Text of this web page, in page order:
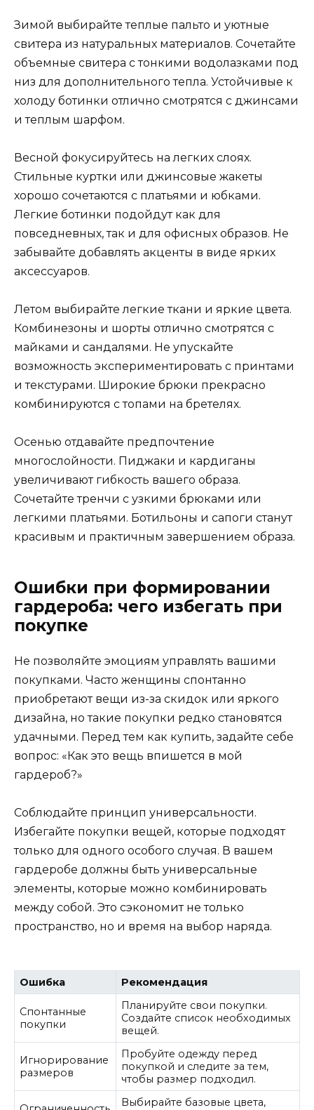
Зимой выбирайте теплые пальто и уютные
свитера из натуральных материалов. Сочетайте
объемные свитера с тонкими водолазками под
низ для дополнительного тепла. Устойчивые к
холоду ботинки отлично смотрятся с джинсами
и теплым шарфом.
Весной фокусируйтесь на легких слоях.
Стильные куртки или джинсовые жакеты
хорошо сочетаются с платьями и юбками.
Легкие ботинки подойдут как для
повседневных, так и для офисных образов. Не
забывайте добавлять акценты в виде ярких
аксессуаров.
Летом выбирайте легкие ткани и яркие цвета.
Комбинезоны и шорты отлично смотрятся с
майками и сандалями. Не упускайте
возможность экспериментировать с принтами
и текстурами. Широкие брюки прекрасно
комбинируются с топами на бретелях.
Осенью отдавайте предпочтение
многослойности. Пиджаки и кардиганы
увеличивают гибкость вашего образа.
Сочетайте тренчи с узкими брюками или
легкими платьями. Ботильоны и сапоги станут
красивым и практичным завершением образа.
Ошибки при формировании
гардероба: чего избегать при
покупке
Не позволяйте эмоциям управлять вашими
покупками. Часто женщины спонтанно
приобретают вещи из-за скидок или яркого
дизайна, но такие покупки редко становятся
удачными. Перед тем как купить, задайте себе
вопрос: «Как это вещь впишется в мой
гардероб?»
Соблюдайте принцип универсальности.
Избегайте покупки вещей, которые подходят
только для одного особого случая. В вашем
гардеробе должны быть универсальные
элементы, которые можно комбинировать
между собой. Это сэкономит не только
пространство, но и время на выбор наряда.
Ошибка Рекомендация
Спонтанные
покупки
Планируйте свои покупки.
Создайте список необходимых
вещей.
Игнорирование
размеров
Пробуйте одежду перед
покупкой и следите за тем,
чтобы размер подходил.
Выбирайте базовые цвета,